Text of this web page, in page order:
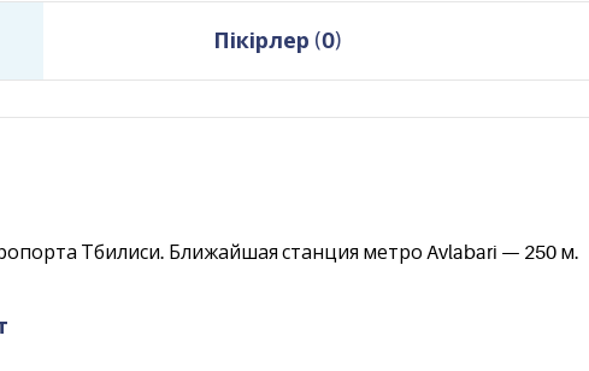
Пікірлер (0)
Тбилиси. Ближайшая станция метро Avlabari — 250 м.